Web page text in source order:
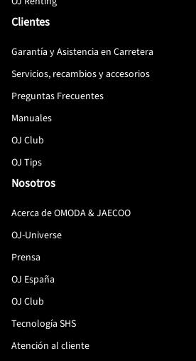
Clientes
Garantía y Asistencia en Carretera
Servicios, recambios y accesorios
Preguntas Frecuentes
Manuales
OJ Club
OJ Tips
Nosotros
Acerca de OMODA & JAECOO
OJ-Universe
Prensa
OJ España
OJ Club
Tecnología SHS
Atención al cliente